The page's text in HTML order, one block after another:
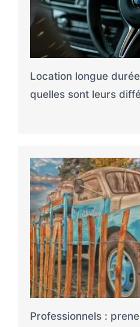
Location longue
quelles sont leurs
Professionnels :